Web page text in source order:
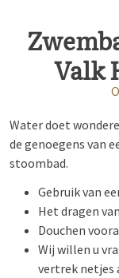
Valk
Water doet
de genoegens van
stoombad.
Gebruik van
Het dragen
Douchen
Wij willen u
vertrek netjes